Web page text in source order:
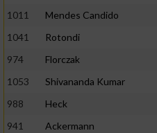
1011
Mendes Candido
1041
Rotondi
974
Florczak
1053
Shivananda Kumar
988
Heck
941
Ackermann